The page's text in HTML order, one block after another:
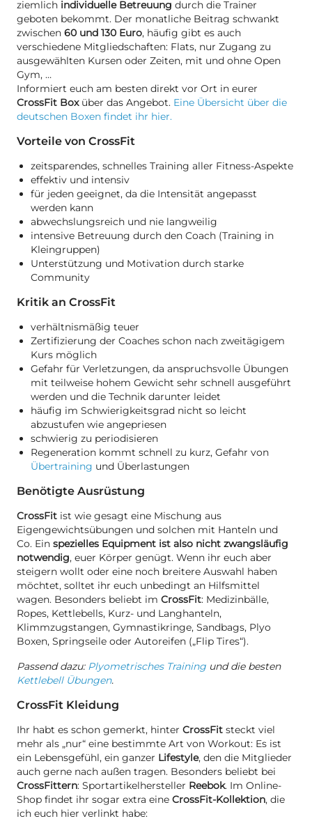
ziemlich individuelle Betreuung durch die Trainer
geboten bekommt. Der monatliche Beitrag schwankt
zwischen 60 und 130 Euro, häufig gibt es auch
verschiedene Mitgliedschaften: Flats, nur Zugang zu
ausgewählten Kursen oder Zeiten, mit und ohne Open
Gym, …
Informiert euch am besten direkt vor Ort in eurer
CrossFit Boxüber das Angebot. Eine Übersicht über die
deutschen Boxen findet ihr hier.
Vorteile von CrossFit
zeitsparendes, schnelles Training aller Fitness-Aspekte
effektiv und intensiv
für jeden geeignet, da die Intensität angepasst
werden kann
abwechslungsreich und nie langweilig
intensive Betreuung durch den Coach (Training in
Kleingruppen)
Unterstützung und Motivation durch starke
Community
Kritik an CrossFit
verhältnismäßig teuer
Zertifizierung der Coaches schon nach zweitägigem
Kurs möglich
Gefahr für Verletzungen, da anspruchsvolle Übungen
mit teilweise hohem Gewicht sehr schnell ausgeführt
werden und die Technik darunter leidet
häufig im Schwierigkeitsgrad nicht so leicht
abzustufen wie angepriesen
schwierig zu periodisieren
Regeneration kommt schnell zu kurz, Gefahr von
Übertraining und Überlastungen
Benötigte Ausrüstung
CrossFit ist wie gesagt eine Mischung aus
Eigengewichtsübungen und solchen mit Hanteln und
Co. Ein spezielles Equipment ist also nicht zwangsläufig
notwendig, euer Körper genügt. Wenn ihr euch aber
steigern wollt oder eine noch breitere Auswahl haben
möchtet, solltet ihr euch unbedingt an Hilfsmittel
wagen. Besonders beliebt im CrossFit: Medizinbälle,
Ropes, Kettlebells, Kurz- und Langhanteln,
Klimmzugstangen, Gymnastikringe, Sandbags, Plyo
Boxen, Springseile oder Autoreifen („Flip Tires“).
Passend dazu: Plyometrisches Training und die besten
Kettlebell Übungen.
CrossFit Kleidung
Ihr habt es schon gemerkt, hinter CrossFit steckt viel
mehr als „nur“ eine bestimmte Art von Workout: Es ist
ein Lebensgefühl, ein ganzer Lifestyle, den die Mitglieder
auch gerne nach außen tragen. Besonders beliebt bei
CrossFittern: Sportartikelhersteller Reebok. Im Online-
Shop findet ihr sogar extra eine CrossFit-Kollektion, die
ich euch hier verlinkt habe: